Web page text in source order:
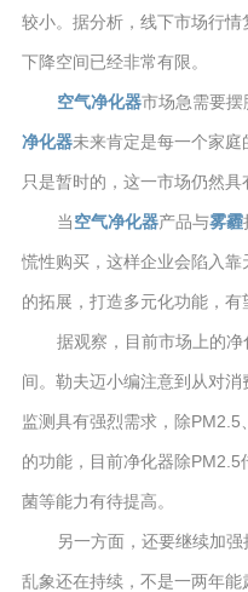
较小。据分析，线下市场行
下降空间已经非常有限。
空气净化器市场急需要摆
净化器未来肯定是每一个家庭
只是暂时的，这一市场仍然具
当空气净化器产品与雾霾
慌性购买，这样企业会陷入
的拓展，打造多元化功能，有
据观察，目前市场上的
间。勒夫迈小编注意到从对
监测具有强烈需求，除
的功能，目前净化器除
菌等能力有待提高。
另一方面，还要继续加
乱象还在持续，不是一两年